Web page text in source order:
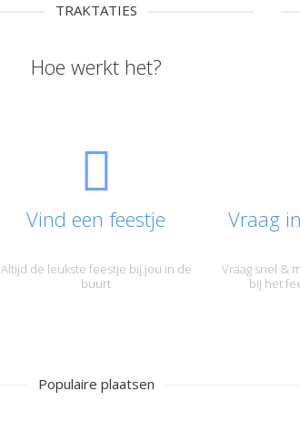
TRAKTATIES
Hoe werkt het?
Vind een feestje
Altijd de leukste feestje bij jou in de
buurt
Vraag
Vraag snel &
bij het
Populaire plaatsen